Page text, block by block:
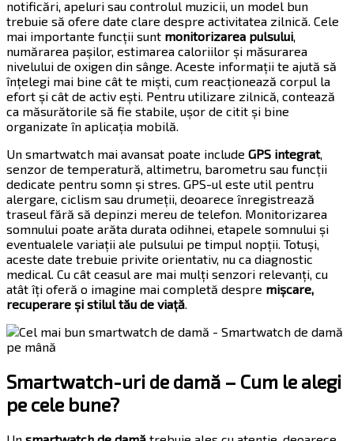
notificări, apeluri sau controlul muzicii, un model bun
trebuie să ofere date clare despre activitatea zilnică. Cele
mai importante funcții sunt monitorizarea pulsului,
numărarea pașilor, estimarea caloriilor și măsurarea
nivelului de oxigen din sânge. Aceste informații te ajută să
înțelegi mai bine cât te miști, cum reacționează corpul la
efort și cât de activ ești. Pentru utilizare zilnică, contează
ca măsurătorile să fie stabile, ușor de citit și bine
organizate în aplicația mobilă.
Un smartwatch mai avansat poate include GPS integrat,
senzor de temperatură, altimetru, barometru sau funcții
dedicate pentru somn și stres. GPS-ul este util pentru
alergare, ciclism sau drumeții, deoarece înregistrează
traseul fără să depinzi mereu de telefon. Monitorizarea
somnului poate arăta durata odihnei, etapele somnului și
eventualele variații ale pulsului pe timpul nopții. Totuși,
aceste date trebuie privite orientativ, nu ca diagnostic
medical. Cu cât ceasul are mai mulți senzori relevanți, cu
atât îți oferă o imagine mai completă despre mișcare,
recuperare și stilul tău de viață.
Smartwatch-uri de damă – Cum le alegi
pe cele bune?